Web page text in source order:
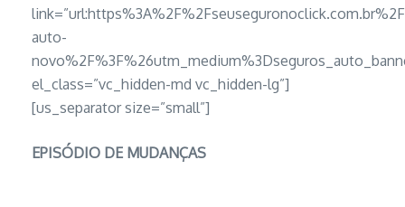
auto-
el_class=”vc_hidden-md vc_hidden-lg”]
[us_separator size=”small”]
EPISÓDIO DE MUDANÇAS